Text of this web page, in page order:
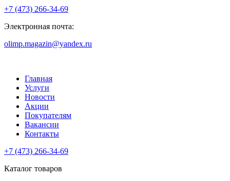
+7 (473) 266-34-69
Электронная почта:
olimp.magazin@yandex.ru
Главная
Услуги
Новости
Акции
Покупателям
Вакансии
Контакты
+7 (473) 266-34-69
Каталог товаров